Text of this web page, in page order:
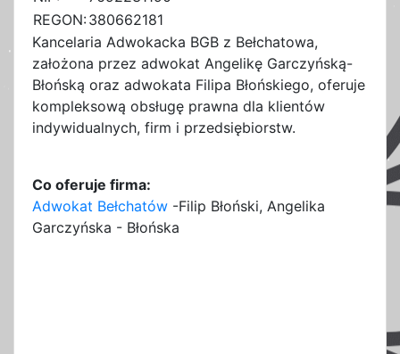
REGON:380662181
Kancelaria Adwokacka BGB z Bełchatowa,
założona przez adwokat Angelikę Garczyńską-
Błońską oraz adwokata Filipa Błońskiego, oferuje
kompleksową obsługę prawna dla klientów
indywidualnych, firm i przedsiębiorstw.
Co oferuje firma:
Adwokat Bełchatów -Filip Błoński, Angelika
Garczyńska - Błońska